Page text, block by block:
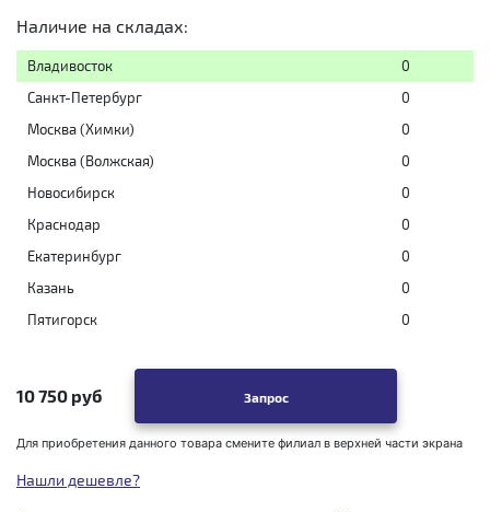
Наличие на складах:
Владивосток
0
Санкт-Петербург
0
Москва (Химки)
0
Москва (Волжская)
0
Новосибирск
0
Краснодар
0
Екатеринбург
0
Казань
0
Пятигорск
0
10 750 руб Запрос
Для приобретения данного товара смените филиал в верхней части экрана
Нашли дешевле?